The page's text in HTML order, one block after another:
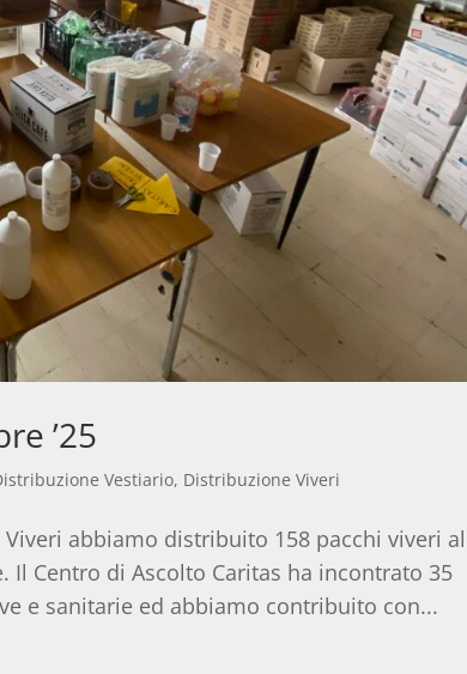
’25
Vestiario, Distribuzione Viveri
abbiamo distribuito 158 pacchi viveri
Centro di Ascolto Caritas ha incontrato 35
e sanitarie ed abbiamo contribuito con...